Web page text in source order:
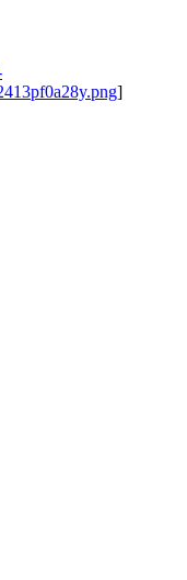
]